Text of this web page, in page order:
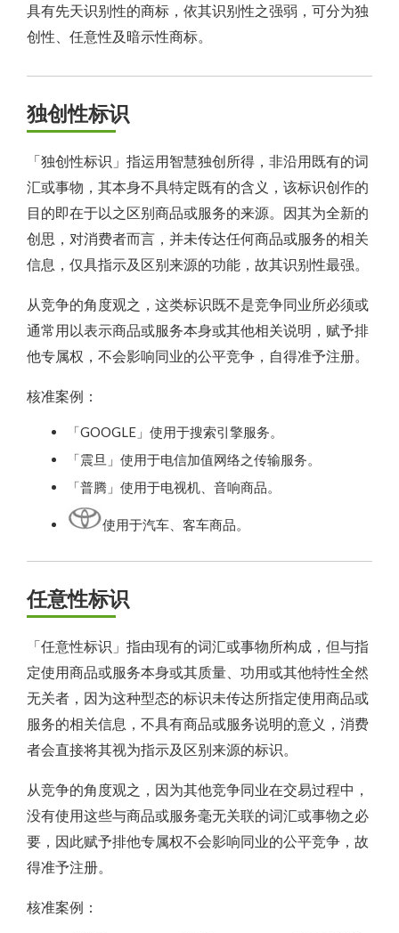
具有先天识别性的商标，依其识别性之强弱，可分为独
创性、任意性及暗示性商标。
独创性标识
「独创性标识」指运用智慧独创所得，非沿用既有的词
汇或事物，其本身不具特定既有的含义，该标识创作的
目的即在于以之区别商品或服务的来源。因其为全新的
创思，对消费者而言，并未传达任何商品或服务的相关
信息，仅具指示及区别来源的功能，故其识别性最强。
从竞争的角度观之，这类标识既不是竞争同业所必须或
通常用以表示商品或服务本身或其他相关说明，赋予排
他专属权，不会影响同业的公平竞争，自得准予注册。
核准案例：
「GOOGLE」使用于搜索引擎服务。
「震旦」使用于电信加值网络之传输服务。
「普腾」使用于电视机、音响商品。
使用于汽车、客车商品。
任意性标识
「任意性标识」指由现有的词汇或事物所构成，但与指
定使用商品或服务本身或其质量、功用或其他特性全然
无关者，因为这种型态的标识未传达所指定使用商品或
服务的相关信息，不具有商品或服务说明的意义，消费
者会直接将其视为指示及区别来源的标识。
从竞争的角度观之，因为其他竞争同业在交易过程中，
没有使用这些与商品或服务毫无关联的词汇或事物之必
要，因此赋予排他专属权不会影响同业的公平竞争，故
得准予注册。
核准案例：